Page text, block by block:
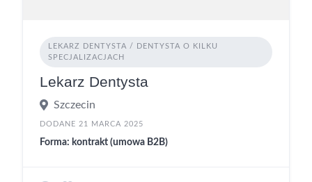
LEKARZ DENTYSTA / DENTYSTA O KILKU
SPECJALIZACJACH
Lekarz Dentysta
Szczecin
DODANE 21 MARCA 2025
Forma: kontrakt (umowa B2B)